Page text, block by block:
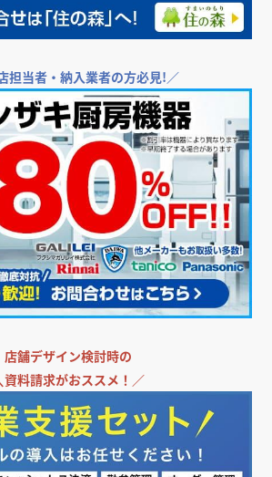
店舗向けエアコンをお探しなら／
担当者・納入業者の方必見!／